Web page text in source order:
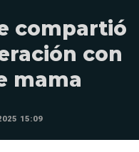
compartió
con
mama
15:09